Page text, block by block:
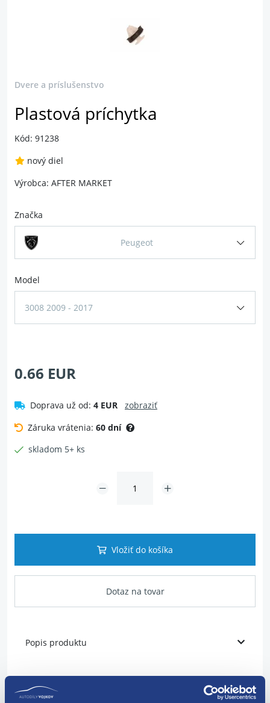
Dvere a príslušenstvo
Plastová príchytka
Kód: 91238
nový diel
Výrobca: AFTER MARKET
Značka
Peugeot
Model
3008 2009 - 2017
0.66 EUR
Doprava už od: 4 EUR
zobraziť
Záruka vrátenia: 60 dní
skladom 5+ ks
Vložiť do košíka
Dotaz na tovar
Popis produktu
pre výrobcov Peugeot
pre výrobcov Renault